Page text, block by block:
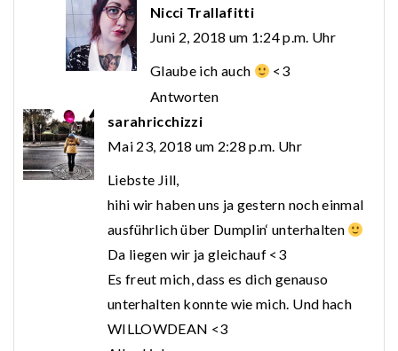
Nicci Trallafitti
Juni 2, 2018 um 1:24 p.m. Uhr
Glaube ich auch
<3
Antworten
sarahricchizzi
Mai 23, 2018 um 2:28 p.m. Uhr
Liebste Jill,
hihi wir haben uns ja gestern noch einmal
ausführlich über Dumplin‘ unterhalten
Da liegen wir ja gleichauf <3
Es freut mich, dass es dich genauso
unterhalten konnte wie mich. Und hach
WILLOWDEAN <3